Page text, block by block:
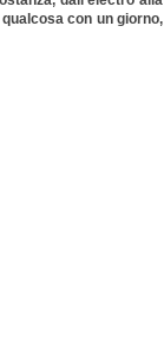
con un giorno,